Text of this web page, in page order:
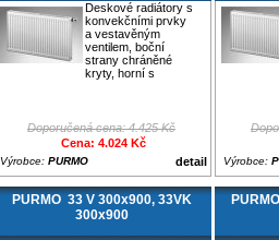
Deskové radiátory s
konvekčními prvky
a vestavěným
ventilem, boční
strany chráněné
kryty, horní s
Doporučená cena: 4.425 Kč
Cena: 4.024 Kč
detail
Výrobce: PURMO Výrobce:
PURMO 33 V 300x900, 33VK
300x900